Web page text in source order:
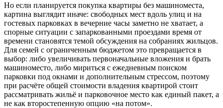
Но если планируется покупка квартиры без машиноместа,
картина выглядит иначе: свободных мест вдоль улиц и на
гостевых парковках в вечерние часы заметно не хватает, а
спорные ситуации с запаркованными проездами время от
времени становятся темой обсуждения на собраниях жильцов.
Для семей с ограниченным бюджетом это превращается в
выбор: либо увеличивать первоначальные вложения и брать
машиноместо, либо мириться с ежедневным поиском
парковки под окнами и дополнительным стрессом, поэтому
при расчёте общей стоимости владения квартирой стоит
рассматривать жильё и парковочное место как единый пакет, а
не как второстепенную опцию «на потом».